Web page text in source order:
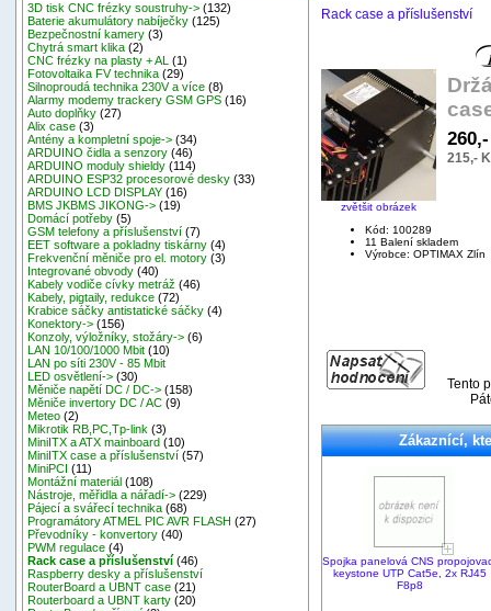
3D tisk CNC frézky soustruhy-> (132)
Baterie akumulátory nabíječky (125)
Bezpečnostní kamery (3)
Chytrá smart klika (2)
CNC frézky na plasty + AL
(1)
Fotovoltaika FV technika (29)
Silnoproudá technika 230V a více (8)
Alarmy modemy trackery GSM GPS (16)
Auto doplňky (27)
Alix case (3)
Antény a kompletní spoje-> (34)
ARDUINO čidla a senzory (46)
ARDUINO moduly shieldy (114)
ARDUINO ESP32 procesorové desky (33)
ARDUINO LCD DISPLAY (16)
BMS JKBMS JIKONG-> (19)
Domácí potřeby (5)
GSM telefony a příslušenství (7)
EET software a pokladny tiskárny (4)
Frekvenční měniče pro el. motory (3)
Integrované obvody (40)
Kabely vodiče cívky metráž (46)
Kabely, pigtaily, redukce (72)
Krabice sáčky antistatické sáčky (4)
Konektory-> (156)
Konzoly, výložníky, stožáry-> (6)
LAN 10/100/1000 Mbit (10)
LAN po síti 230V - 85 Mbit
LED osvětlení-> (30)
Měniče napětí DC / DC-> (158)
Měniče invertory DC / AC (9)
Meteo (2)
Mikrotik RB,PC,Tp-link (3)
MiniITX a ATX mainboard (10)
MiniITX case a příslušenství (57)
MiniPCI (11)
Montážní materiál (108)
Nástroje, měřidla a nářadí-> (229)
Pájecí a svářecí technika (68)
Programátory ATMEL PIC AVR FLASH (27)
Převodníky - konvertory (40)
PWM regulace (4)
Rack case a příslušenství (46)
Raspberry desky a příslušenství
RouterBoard a UBNT case (21)
Routerboard a UBNT karty (20)
Rack case a příslušenství
zvětšit obrázek
215,-
Kód: 100289
11 Balení skladem
Výrobce: OPTIMAX Zlín
Tento
Zákaznící,
Spojka panelová CNS
keystone UTP Cat5e, 2x RJ45
F8p8